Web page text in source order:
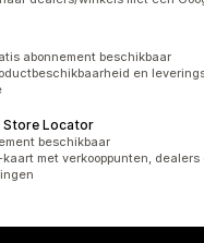
totaal
abonnement beschikbaar
en
Store Locator
beschikbaar
met verkooppunten, dealers